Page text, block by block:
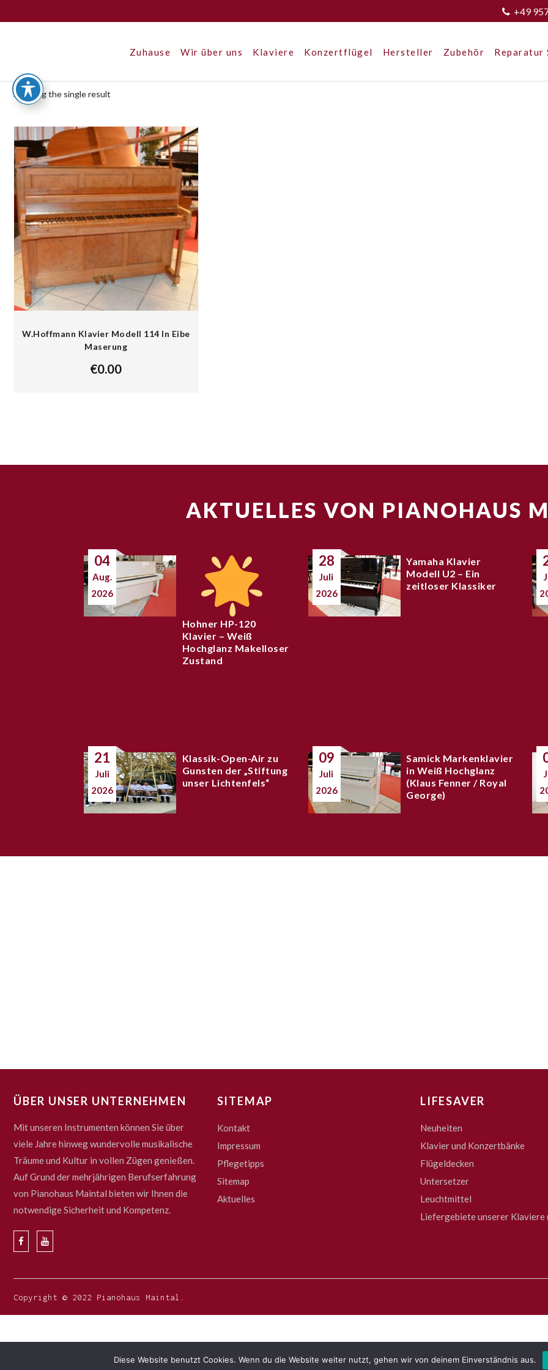
+49
Zuhause Wir über uns Klaviere Konzertflügel Hersteller Zubehör Reparatur
Showing the single result
W.Hoffmann Klavier Modell 114 In Eibe
Maserung
€0.00
AKTUELLES VON PIANOHAUS
04
Aug.
2026
Hohner HP-120
Klavier – Weiß
Hochglanz Makelloser
Zustand
28
Juli
2026
Yamaha Klavier
Modell U2 – Ein
zeitloser Klassiker
21
Juli
2026
Klassik-Open-Air zu
Gunsten der „Stiftung
unser Lichtenfels“
09
Juli
2026
Samick Markenklavier
in Weiß Hochglanz
(Klaus Fenner / Royal
George)
ÜBER UNSER UNTERNEHMEN
Mit unseren Instrumenten können Sie über
viele Jahre hinweg wundervolle musikalische
Träume und Kultur in vollen Zügen genießen.
Auf Grund der mehrjährigen Berufserfahrung
von Pianohaus Maintal bieten wir Ihnen die
notwendige Sicherheit und Kompetenz.
SITEMAP
Kontakt
Impressum
Pflegetipps
Sitemap
Aktuelles
LIFESAVER
Neuheiten
Klavier und Konzertbänke
Flügeldecken
Untersetzer
Leuchtmittel
Liefergebiete unserer Klaviere
Copyright © 2022 Pianohaus Maintal.
Diese Website benutzt Cookies. Wenn du die Website weiter nutzt, gehen wir von deinem Einverständnis aus.